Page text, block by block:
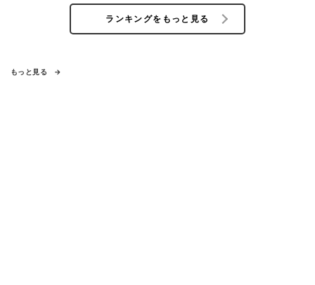
ランキングをもっと見る
もっと見る